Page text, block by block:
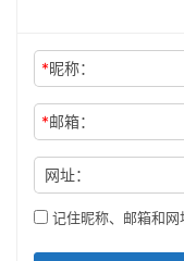
*昵称：
*邮箱：
网址：
记住昵称、邮箱和